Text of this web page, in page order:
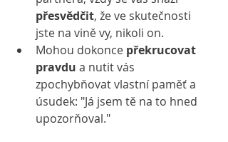
přesvědčit, že ve skutečnosti
jste na vině vy, nikoli on.
Mohou dokonce překrucovat
pravdu a nutit vás
zpochybňovat vlastní paměť a
úsudek: "Já jsem tě na to hned
upozorňoval."